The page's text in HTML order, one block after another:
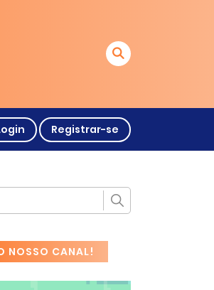
Registrar-se
NOSSO CANAL!